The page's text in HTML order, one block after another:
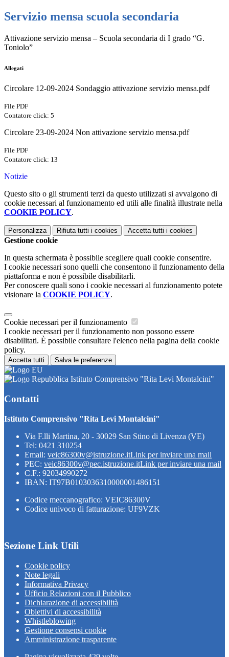
Servizio mensa scuola secondaria
Attivazione servizio mensa – Scuola secondaria di I grado “G.
Toniolo”
Allegati
Circolare 12-09-2024 Sondaggio attivazione servizio mensa.pdf
File PDF
Contatore click: 5
Circolare 23-09-2024 Non attivazione servizio mensa.pdf
File PDF
Contatore click: 13
Notizie
Questo sito o gli strumenti terzi da questo utilizzati si avvalgono di
cookie necessari al funzionamento ed utili alle finalità illustrate nella
COOKIE POLICY.
Personalizza Rifiuta tutti i cookies Accetta tutti i cookies
Gestione cookie
In questa schermata è possibile scegliere quali cookie consentire.
I cookie necessari sono quelli che consentono il funzionamento della
piattaforma e non è possibile disabilitarli.
Per conoscere quali sono i cookie necessari al funzionamento potete
visionare la COOKIE POLICY.
Cookie necessari per il funzionamento
I cookie necessari per il funzionamento non possono essere
disabilitati. È possibile consultare l'elenco nella pagina della cookie
policy.
Accetta tutti Salva le preferenze
Istituto Comprensivo "Rita Levi Montalcini"
Contatti
Istituto Comprensivo "Rita Levi Montalcini"
Via F.lli Martina, 20 - 30029 San Stino di Livenza (VE)
Tel: 0421 310254
Email: veic86300v@istruzione.itLink per inviare una mail
PEC: veic86300v@pec.istruzione.itLink per inviare una mail
C.F.: 92034990272
IBAN: IT97B0103036310000001486151
Codice meccanografico: VEIC86300V
Codice univoco di fatturazione: UF9VZK
Sezione Link Utili
Cookie policy
Note legali
Informativa Privacy
Ufficio Relazioni con il Pubblico
Dichiarazione di accessibilità
Obiettivi di accessibilità
Whistleblowing
Gestione consensi cookie
Amministrazione trasparente